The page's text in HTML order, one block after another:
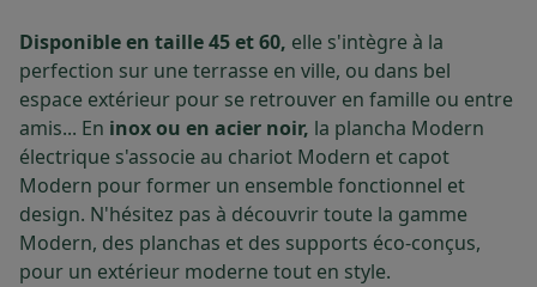
Disponible en taille 45 et 60, elle s'intègre à la
perfection sur une terrasse en ville, ou dans bel
espace extérieur pour se retrouver en famille ou entre
amis... En inox ou en acier noir, la plancha Modern
électrique s'associe au chariot Modern et capot
Modern pour former un ensemble fonctionnel et
design. N'hésitez pas à découvrir toute la gamme
Modern, des planchas et des supports éco-conçus,
pour un extérieur moderne tout en style.